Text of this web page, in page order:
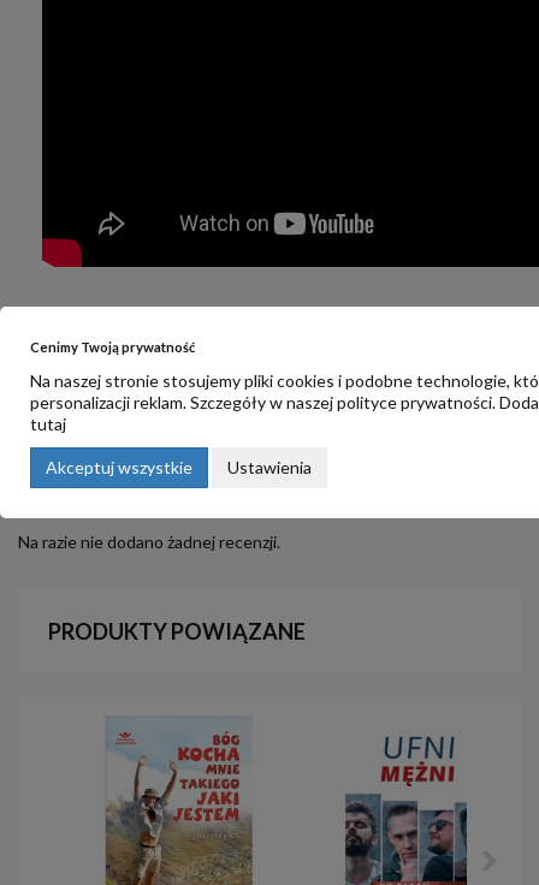
OPINIE
Na razie nie dodano żadnej recenzji.
PRODUKTY POWIĄZANE
Cenimy Twoją prywatność
Na naszej stronie stosujemy pliki cookies i podobne technologie,
personalizacji reklam. Szczegóły w naszejpolityce prywatności.
tutaj
Akceptuj wszystkie Ustawienia